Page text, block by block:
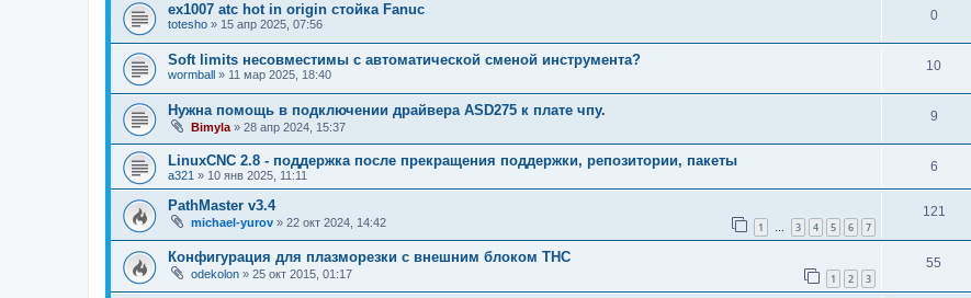
ex1007 atc hot in origin стойка Fanuc
totesho » 15 апр 2025, 07:56
0
Soft limits несовместимы с автоматической сменой инструмента?
wormball » 11 мар 2025, 18:40
10
Нужна помощь в подключении драйвера ASD275 к плате чпу.
Bimyla » 28 апр 2024, 15:37
9
LinuxCNC 2.8 - поддержка после прекращения поддержки, репозитории, пакеты
a321 » 10 янв 2025, 11:11
6
PathMaster v3.4
michael-yurov » 22 окт 2024, 14:42 1 … 3 4 5 6 7
121
Конфигурация для плазморезки с внешним блоком THC
odekolon » 25 окт 2015, 01:17 1 2 3
55